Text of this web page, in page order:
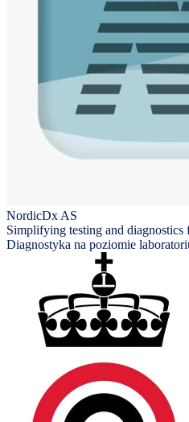
NordicDx AS
Simplifying testing and diagnostics
Diagnostyka na poziomie